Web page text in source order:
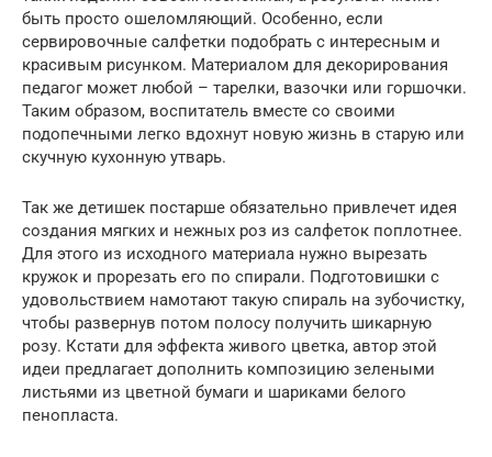
быть просто ошеломляющий. Особенно, если
сервировочные салфетки подобрать с интересным и
красивым рисунком. Материалом для декорирования
педагог может любой – тарелки, вазочки или горшочки.
Таким образом, воспитатель вместе со своими
подопечными легко вдохнут новую жизнь в старую или
скучную кухонную утварь.
Так же детишек постарше обязательно привлечет идея
создания мягких и нежных роз из салфеток поплотнее.
Для этого из исходного материала нужно вырезать
кружок и прорезать его по спирали. Подготовишки с
удовольствием намотают такую спираль на зубочистку,
чтобы развернув потом полосу получить шикарную
розу. Кстати для эффекта живого цветка, автор этой
идеи предлагает дополнить композицию зелеными
листьями из цветной бумаги и шариками белого
пенопласта.